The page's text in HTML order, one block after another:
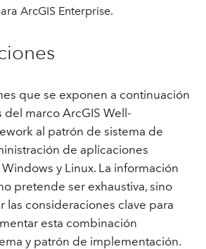
ArcGIS Enterprise.
que se exponen a continuación
del marco ArcGIS Well-
al patrón de sistema de
de aplicaciones
y Linux. La información
pretende ser exhaustiva, sino
las consideraciones clave para
esta combinación
y patrón de implementación.